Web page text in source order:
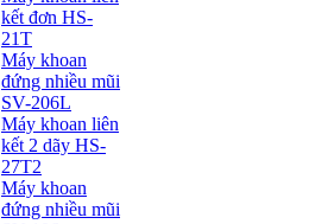
kết đơn HS-
21T
Máy khoan
đứng nhiều mũi
SV-206L
Máy khoan liên
kết 2 dãy HS-
27T2
Máy khoan
đứng nhiều mũi